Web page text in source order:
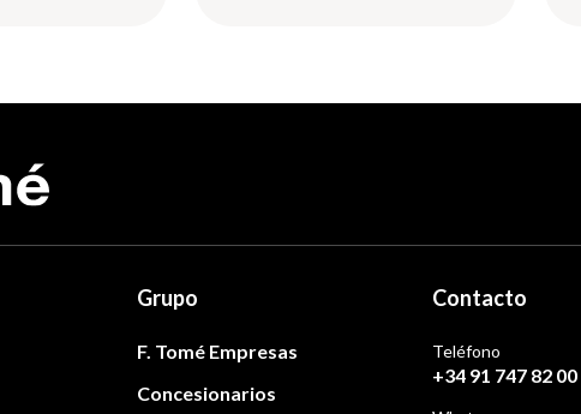
Grupo
F. Tomé Empresas
Concesionarios
Contacto
Teléfono
+34 91 747 82 00